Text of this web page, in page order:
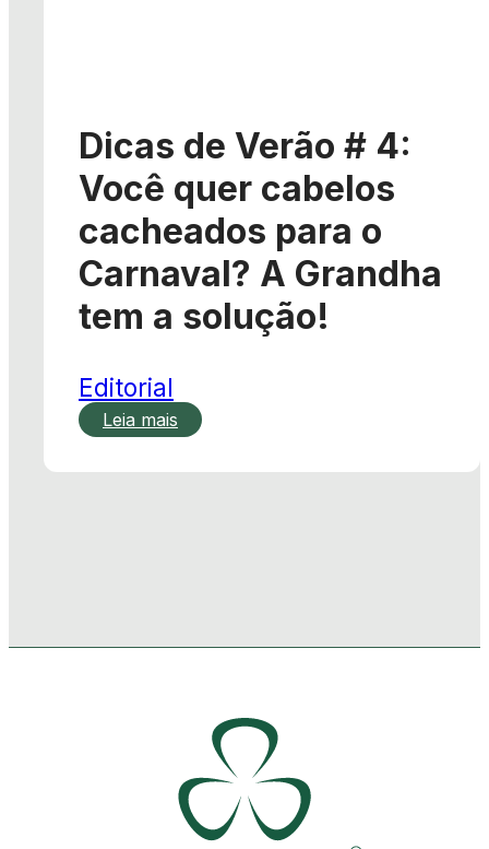
Dicas de Verão # 4:
Você quer cabelos
cacheados para o
Carnaval? A Grandha
tem a solução!
Editorial
Leia mais